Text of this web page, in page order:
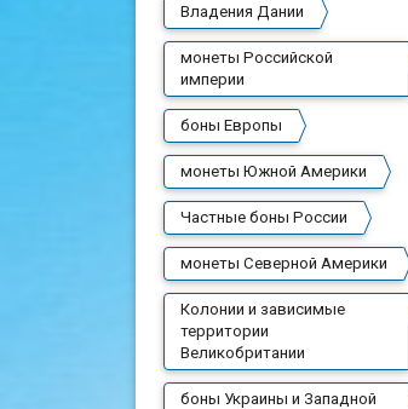
Владения Дании
монеты Российской
империи
боны Европы
монеты Южной Америки
Частные боны России
монеты Северной Америки
Колонии и зависимые
территории
Великобритании
боны Украины и Западной